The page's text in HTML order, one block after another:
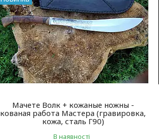
Мачете Волк + кожаные ножны -
кованая работа Мастера (гравировка,
кожа, сталь Г90)
В наявності